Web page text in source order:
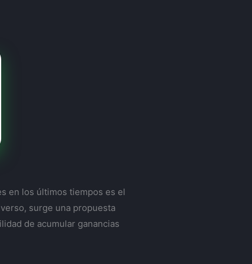
en los últimos tiempos es el
surge una propuesta
de acumular ganancias